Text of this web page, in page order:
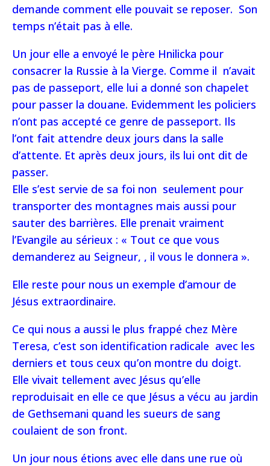
demande comment elle pouvait se reposer. Son
temps n’était pas à elle.
Un jour elle a envoyé le père Hnilicka pour
consacrer la Russie à la Vierge. Comme il n’avait
pas de passeport, elle lui a donné son chapelet
pour passer la douane. Evidemment les policiers
n’ont pas accepté ce genre de passeport. Ils
l’ont fait attendre deux jours dans la salle
d’attente. Et après deux jours, ils lui ont dit de
passer.
Elle s’est servie de sa foi non seulement pour
transporter des montagnes mais aussi pour
sauter des barrières. Elle prenait vraiment
l’Evangile au sérieux : « Tout ce que vous
demanderez au Seigneur, , il vous le donnera ».
Elle reste pour nous un exemple d’amour de
Jésus extraordinaire.
Ce qui nous a aussi le plus frappé chez Mère
Teresa, c’est son identification radicale avec les
derniers et tous ceux qu’on montre du doigt.
Elle vivait tellement avec Jésus qu’elle
reproduisait en elle ce que Jésus a vécu au jardin
de Gethsemani quand les sueurs de sang
coulaient de son front.
Un jour nous étions avec elle dans une rue où